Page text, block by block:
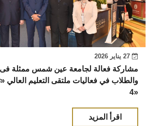
مشاركة فعالة لجامعة عين شمس ممثلة فى
والطلاب في فعاليات ملتقى التعليم
4»
اقرأ المزيد